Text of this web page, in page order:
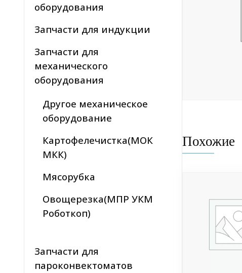
Похожие
оборудования
Запчасти для индукции
Запчасти для
механического
оборудования
Другое механическое
оборудование
Картофелечистка(МОК
МКК)
Мясорубка
Овощерезка(МПР УКМ
Роботкоп)
Запчасти для
пароконвектоматов